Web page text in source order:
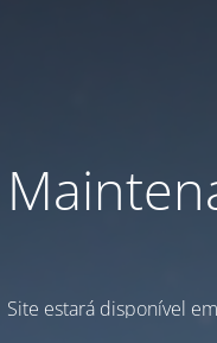
Site estará disponível